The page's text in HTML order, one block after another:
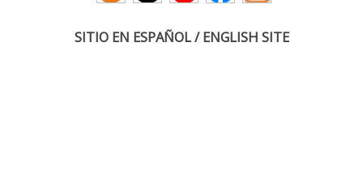
SITIO EN ESPAÑOL / ENGLISH SITE